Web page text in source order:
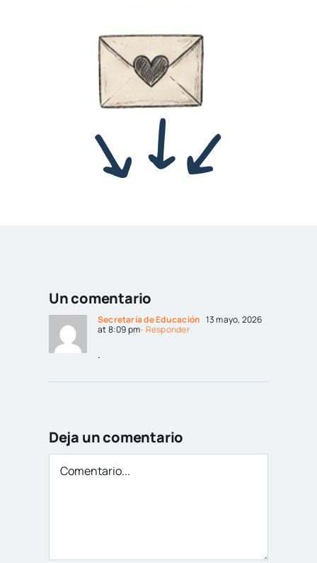
Un comentario
Secretaría de Educación 13 mayo, 2026
at 8:09 pm- Responder
.
Deja un comentario
Comentario